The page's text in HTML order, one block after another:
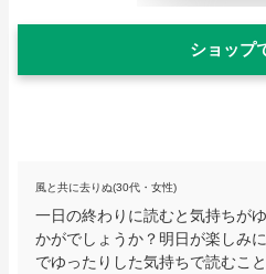
ショップ
風と共に去りぬ(30代・女性)
一日の終わりに読むと気持ちが
かがでしょうか？明日が楽しみ
でゆったりした気持ちで読むこ